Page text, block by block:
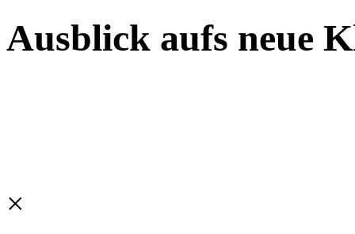
Ausblick aufs neue
×